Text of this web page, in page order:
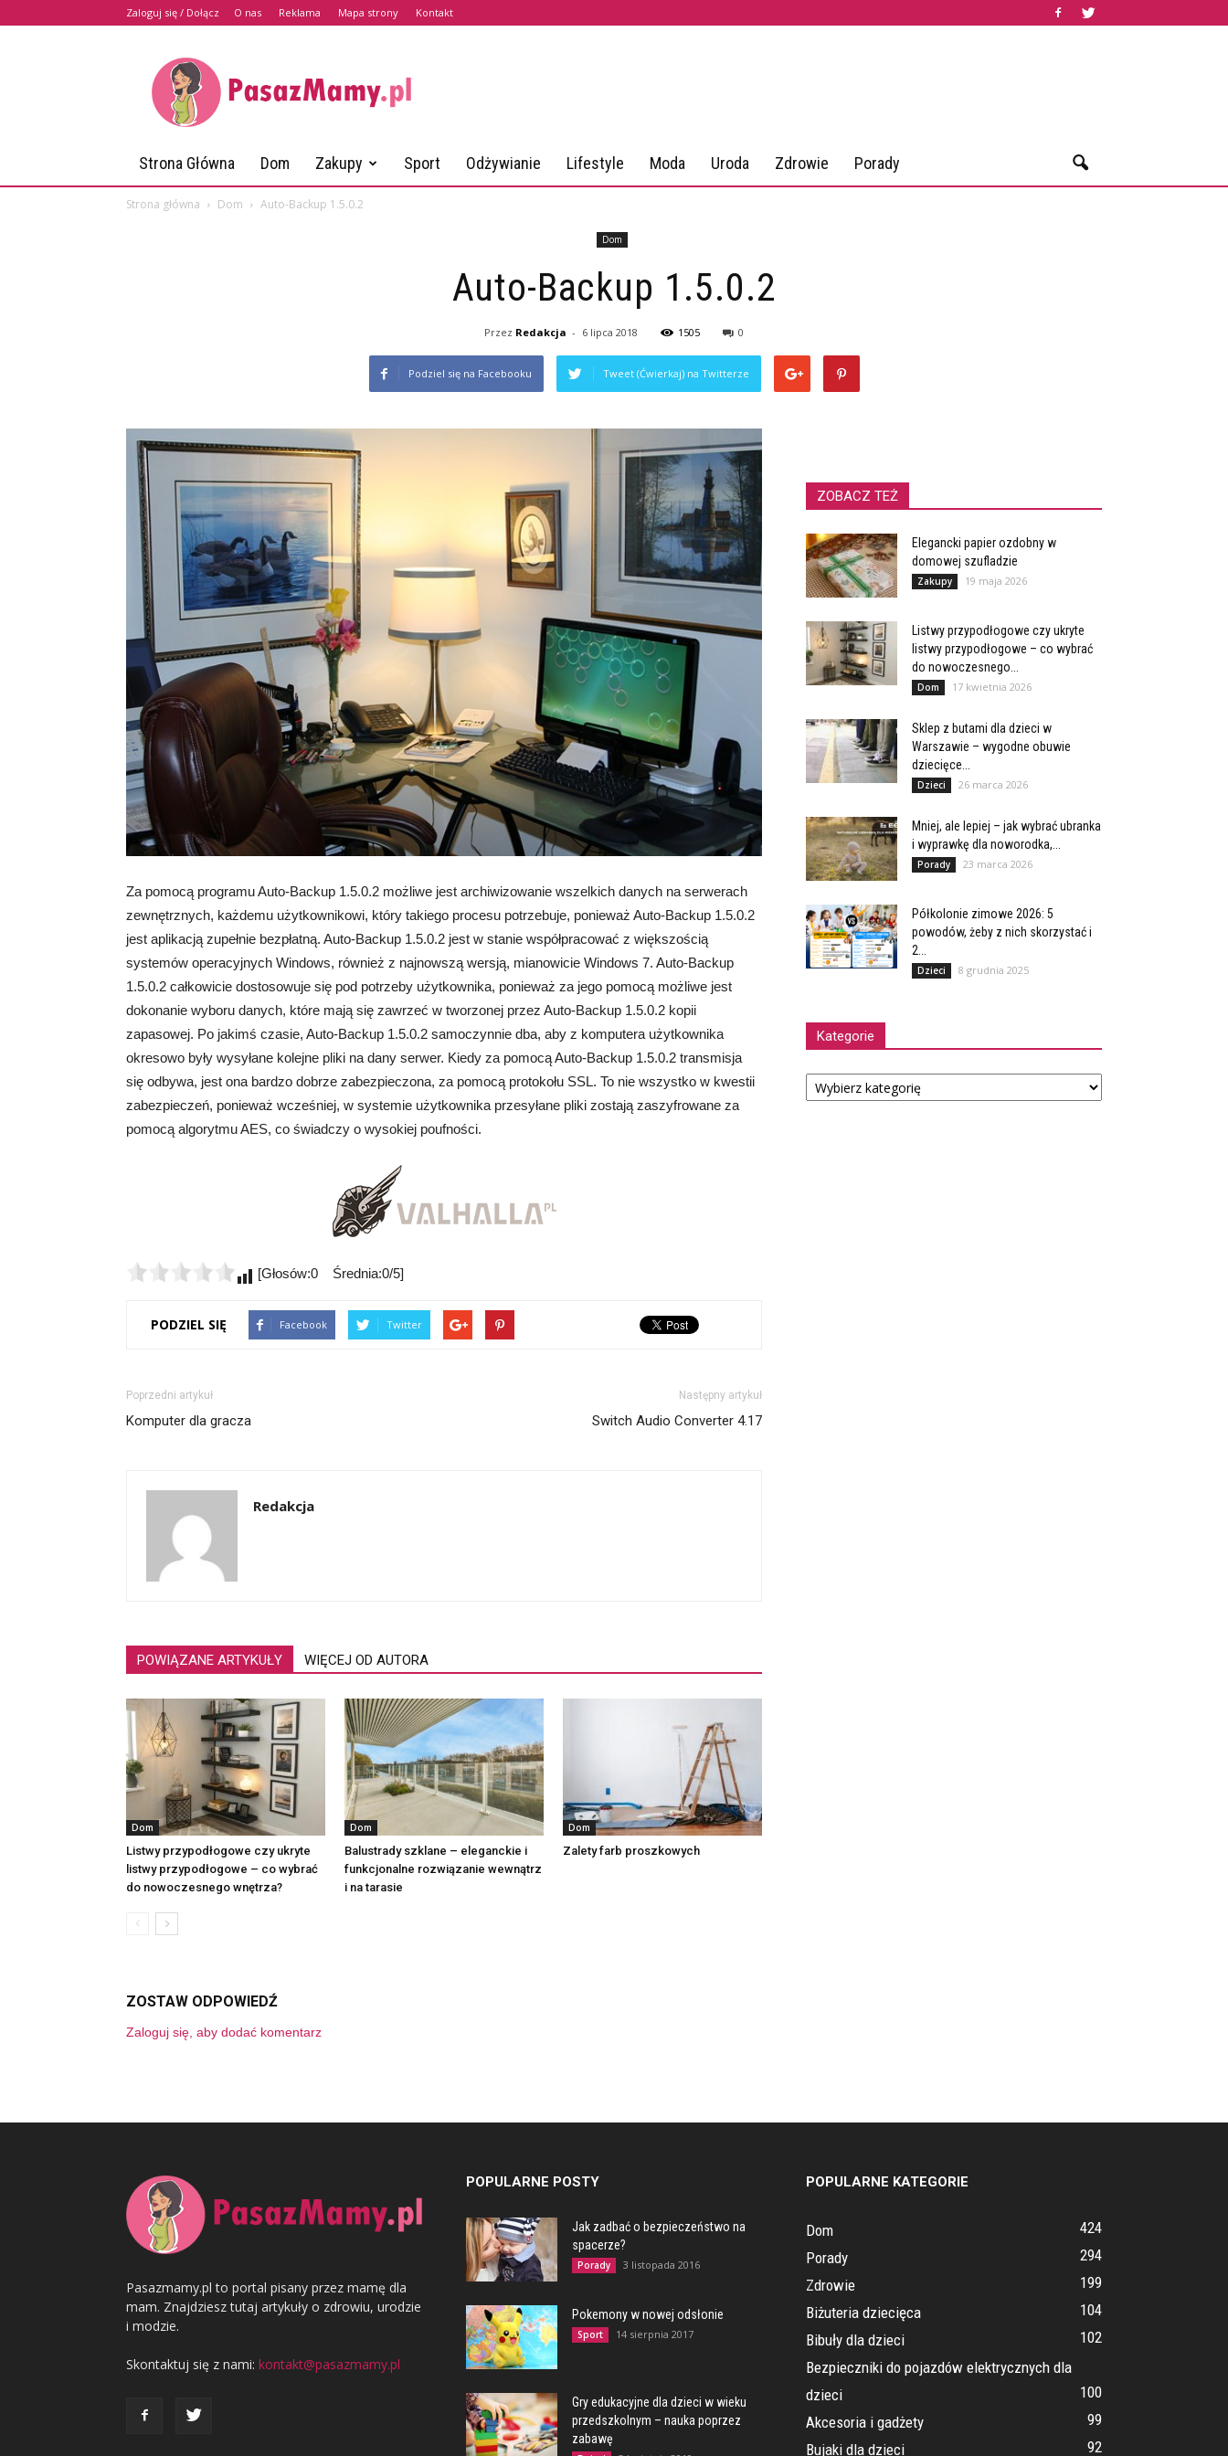
Zaloguj się / Dołącz O nas Reklama Mapa strony Kontakt
PasazMamy.pl
Strona Główna Dom Zakupy Sport Odżywianie Lifestyle Moda Uroda Zdrowie Porady
Strona główna Dom Auto-Backup 1.5.0.2
Dom
Auto-Backup 1.5.0.2
Przez Redakcja - 6 lipca 2018 1505 0
Podziel się na Facebooku Tweet (Ćwierkaj) na Twitterze
Za pomocą programu Auto-Backup 1.5.0.2 możliwe jest archiwizowanie wszelkich danych na serwerach
zewnętrznych, każdemu użytkownikowi, który takiego procesu potrzebuje, ponieważ Auto-Backup 1.5.0.2
jest aplikacją zupełnie bezpłatną. Auto-Backup 1.5.0.2 jest w stanie współpracować z większością
systemów operacyjnych Windows, również z najnowszą wersją, mianowicie Windows 7. Auto-Backup
1.5.0.2 całkowicie dostosowuje się pod potrzeby użytkownika, ponieważ za jego pomocą możliwe jest
dokonanie wyboru danych, które mają się zawrzeć w tworzonej przez Auto-Backup 1.5.0.2 kopii
zapasowej. Po jakimś czasie, Auto-Backup 1.5.0.2 samoczynnie dba, aby z komputera użytkownika
okresowo były wysyłane kolejne pliki na dany serwer. Kiedy za pomocą Auto-Backup 1.5.0.2 transmisja
się odbywa, jest ona bardzo dobrze zabezpieczona, za pomocą protokołu SSL. To nie wszystko w kwestii
zabezpieczeń, ponieważ wcześniej, w systemie użytkownika przesyłane pliki zostają zaszyfrowane za
pomocą algorytmu AES, co świadczy o wysokiej poufności.
[Głosów:0 Średnia:0/5]
PODZIEL SIĘ Facebook Twitter
Poprzedni artykuł
Komputer dla gracza
Następny artykuł
Switch Audio Converter 4.17
Redakcja
POWIĄZANE ARTYKUŁY WIĘCEJ OD AUTORA
Dom
Listwy przypodłogowe czy ukryte
listwy przypodłogowe – co wybrać
do nowoczesnego wnętrza?
Dom
Balustrady szklane – eleganckie i
funkcjonalne rozwiązanie wewnątrz
i na tarasie
Dom
Zalety farb proszkowych
ZOSTAW ODPOWIEDŹ
Zaloguj się, aby dodać komentarz
ZOBACZ TEŻ
Elegancki papier ozdobny w
domowej szufladzie
Zakupy 19 maja 2026
Listwy przypodłogowe czy ukryte
listwy przypodłogowe – co wybrać
do nowoczesnego...
Dom 17 kwietnia 2026
Sklep z butami dla dzieci w
Warszawie – wygodne obuwie
dziecięce...
Dzieci 26 marca 2026
Mniej, ale lepiej – jak wybrać ubranka
i wyprawkę dla noworodka,...
Porady 23 marca 2026
Półkolonie zimowe 2026: 5
powodów, żeby z nich skorzystać i
2...
Dzieci 8 grudnia 2025
Kategorie
Kategorie
Pasazmamy.pl to portal pisany przez mamę dla
mam. Znajdziesz tutaj artykuły o zdrowiu, urodzie
i modzie.
Skontaktuj się z nami: kontakt@pasazmamy.pl
POPULARNE POSTY
Jak zadbać o bezpieczeństwo na
spacerze?
Porady 3 listopada 2016
Pokemony w nowej odsłonie
Sport 14 sierpnia 2017
Gry edukacyjne dla dzieci w wieku
przedszkolnym – nauka poprzez
zabawę
POPULARNE KATEGORIE
Dom
424
Porady
294
Zdrowie
199
Biżuteria dziecięca
104
Bibuły dla dzieci
102
Bezpieczniki do pojazdów elektrycznych dla
dzieci
100
Akcesoria i gadżety
99
Bujaki dla dzieci
92